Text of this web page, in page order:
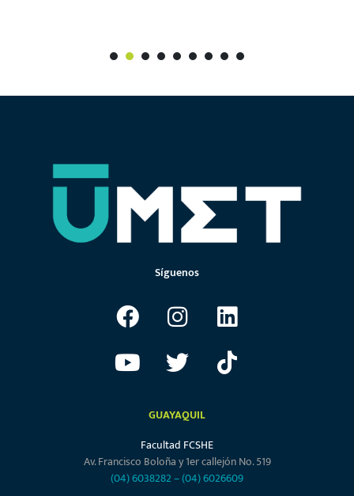
1
Síguenos
GUAYAQUIL
Facultad FCSHE
Av. Francisco Boloña y 1er callejón No. 519
(04) 6038282–(04) 6026609